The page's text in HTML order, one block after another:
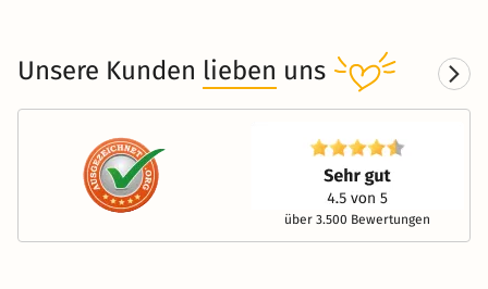
Unsere Kunden lieben uns
über 3.500 Bewertungen